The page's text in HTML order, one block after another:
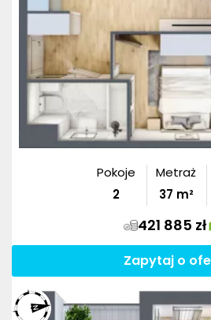
Pokoje
2
Metraż
37 m²
421 885 zł
Zapytaj o